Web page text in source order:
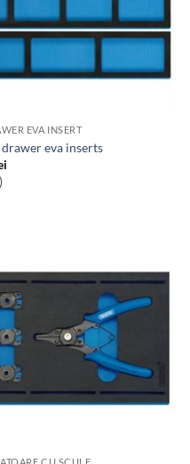
EVA INSERT
drawer eva inserts